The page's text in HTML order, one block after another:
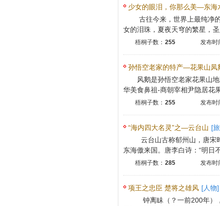
少女的眼泪，你那么美—东海
古往今来，世界上最纯净
女的泪珠，夏夜天穹的繁星，
梧桐子数： 255 发布时
孙悟空老家的特产—花果山凤
风鹅是孙悟空老家花果山
华美食鼻祖-商朝宰相尹隐居花
梧桐子数： 255 发布时
“海内四大名灵”之—云台山 [
云台山古称郁州山，唐宋
东海傲来国。唐李白诗：“明日
梧桐子数： 285 发布时
项王之忠臣 楚将之雄风 [人物]
钟离眛（？一前200年）